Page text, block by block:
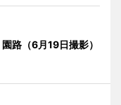
路（6月19日撮影）